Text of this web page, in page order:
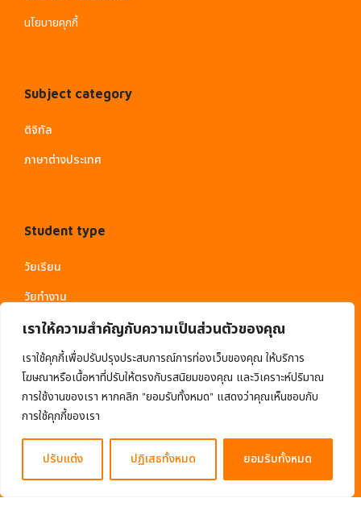
เราให้ความสำคัญกับความเป็นส่วนตัวของคุณ
เราใช้คุกกี้เพื่อปรับปรุงประสบการณ์การท่องเว็บของคุณ ให้บริการ
โฆษณาหรือเนื้อหาที่ปรับให้ตรงกับรสนิยมของคุณ และวิเคราะห์ปริมาณ
การใช้งานของเรา หากคลิก "ยอมรับทั้งหมด" แสดงว่าคุณเห็นชอบกับ
การใช้คุกกี้ของเรา
ปรับแต่ง ปฏิเสธทั้งหมด ยอมรับทั้งหมด
นโยบายคุกกี้
Subject category
ดิจิทัล
ภาษาต่างประเทศ
Student type
วัยเรียน
วัยทำงาน
ผู้สูงวัย